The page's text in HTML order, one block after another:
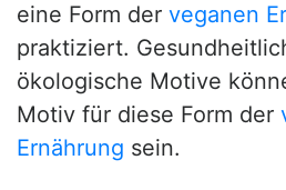
eine Form der veganen
praktiziert.
ökologische Motive
Motiv für diese Form der
Ernährung sein.